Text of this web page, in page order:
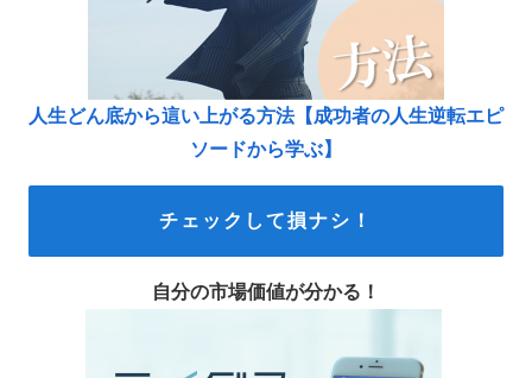
人生どん底から這い上がる方法【成功者の人生逆転エピ
ソードから学ぶ】
チェックして損ナシ！
自分の市場価値が分かる！